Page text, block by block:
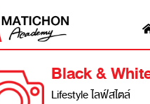
Black &
Lifestyle ไลฟ์สไตล์